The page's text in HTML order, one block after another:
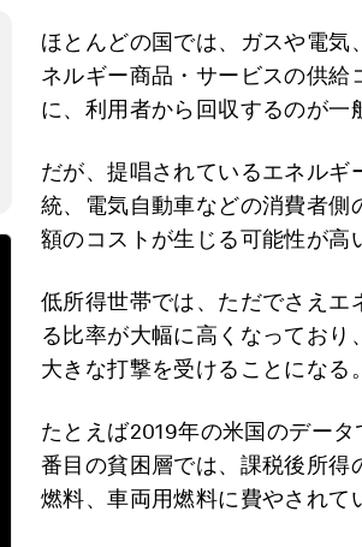
ほとんどの国では、ガスや電
ネルギー商品・サービスの供給
に、利用者から回収するのが一
だが、提唱されているエネル
統、電気自動車などの消費者側
額のコストが生じる可能性が高
低所得世帯では、ただでさえエ
る比率が大幅に高くなってお
大きな打撃を受けることになる。
たとえば2019年の米国のデー
番目の貧困層では、課税後所得
燃料、車両用燃料に費やされて